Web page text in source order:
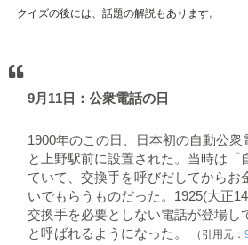
クイズの後には、話題の解説もあります。
9月11日：公衆電話の日
1900年のこの日、日本初の自動公衆
と上野駅前に設置された。当時は「
ていて、交換手を呼びだしてからお
いでもらうものだった。1925(大正
交換手を必要としない電話が登場し
と呼ばれるようになった。
（引用元：